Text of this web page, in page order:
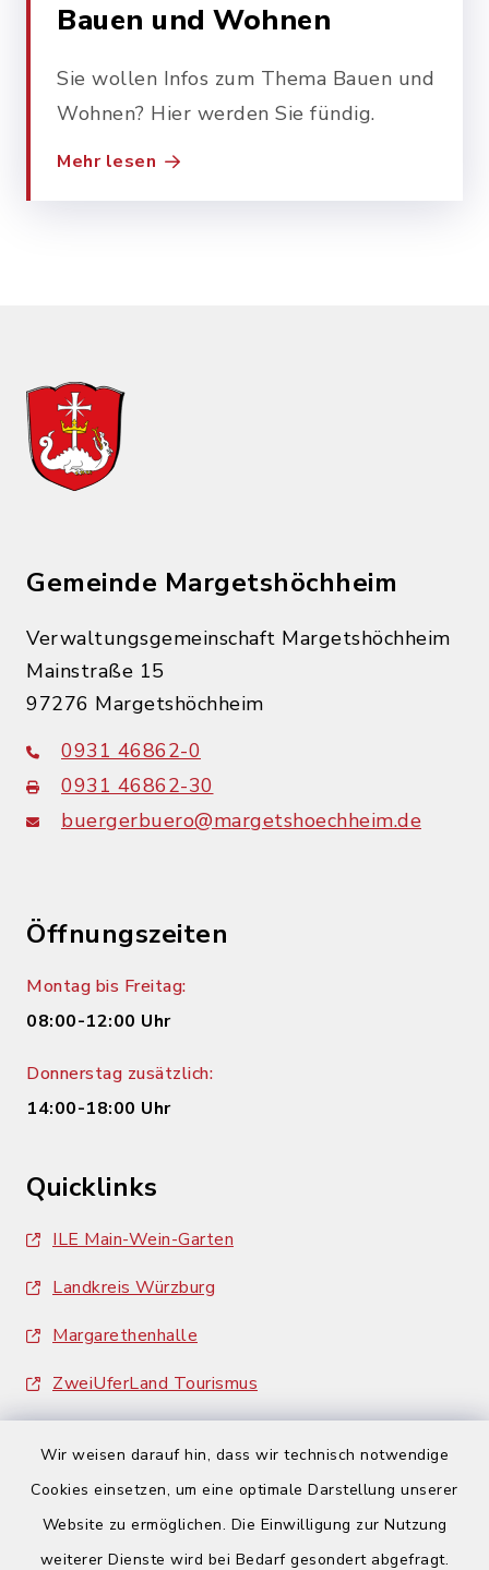
Wir weisen darauf hin, dass wir technisch notwendige
Cookies einsetzen, um eine optimale Darstellung unserer
Website zu ermöglichen. Die Einwilligung zur Nutzung
weiterer Dienste wird bei Bedarf gesondert abgefragt.
Bauen und Wohnen
Sie wollen Infos zum Thema Bauen und
Wohnen? Hier werden Sie fündig.
Mehr lesen
Gemeinde Margetshöchheim
Verwaltungsgemeinschaft Margetshöchheim
Mainstraße 15
97276 Margetshöchheim
0931 46862-0
0931 46862-30
buergerbuero@margetshoechheim.de
Öffnungszeiten
Montag bis Freitag:
08:00-12:00 Uhr
Donnerstag zusätzlich:
14:00-18:00 Uhr
Quicklinks
ILE Main-Wein-Garten
Landkreis Würzburg
Margarethenhalle
ZweiUferLand Tourismus